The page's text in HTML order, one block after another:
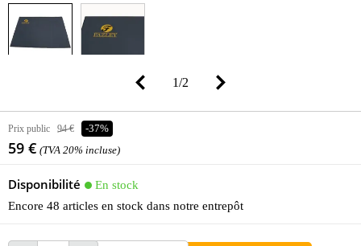
1/2
Prix public 94 € -37%
59 € (TVA 20% incluse)
Disponibilité
En stock
Encore 48 articles en stock dans notre entrepôt